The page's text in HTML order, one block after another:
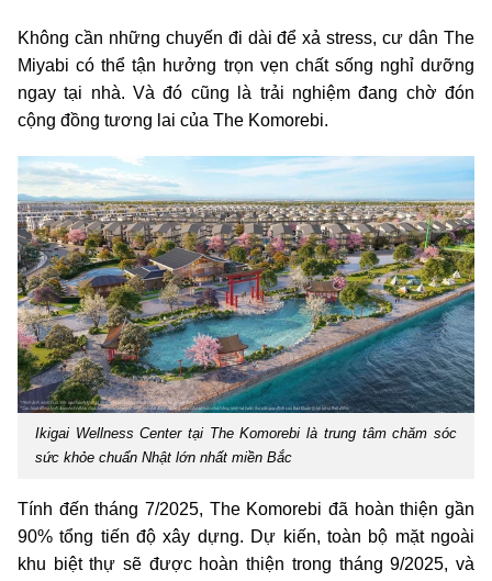
Không cần những chuyến đi dài để xả stress, cư dân The
Miyabi có thể tận hưởng trọn vẹn chất sống nghỉ dưỡng
ngay tại nhà. Và đó cũng là trải nghiệm đang chờ đón
cộng đồng tương lai của The Komorebi.
Ikigai Wellness Center tại The Komorebi là trung tâm chăm sóc
sức khỏe chuẩn Nhật lớn nhất miền Bắc
Tính đến tháng 7/2025, The Komorebi đã hoàn thiện gần
90% tổng tiến độ xây dựng. Dự kiến, toàn bộ mặt ngoài
khu biệt thự sẽ được hoàn thiện trong tháng 9/2025, và